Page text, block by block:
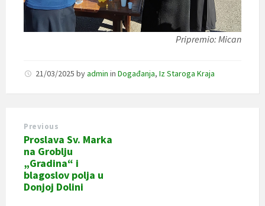
Pripremio: Mican
21/03/2025 byadmin in Događanja, Iz Staroga Kraja
Previous
Proslava Sv. Marka
na Groblju
„Gradina“ i
blagoslov polja u
Donjoj Dolini